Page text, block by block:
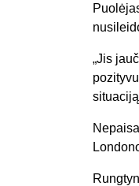
„Jis
situaciją